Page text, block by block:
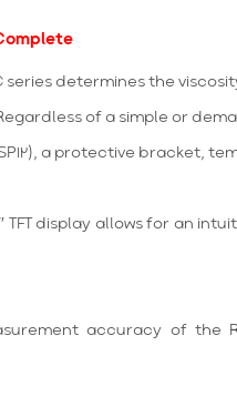
series determines the
of a simple or
a protective bracket,
TFT display allows for an
accuracy of the